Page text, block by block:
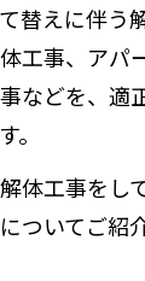
替えに伴う
工事、アパ
などを、適
。
体工事をし
ついてご紹